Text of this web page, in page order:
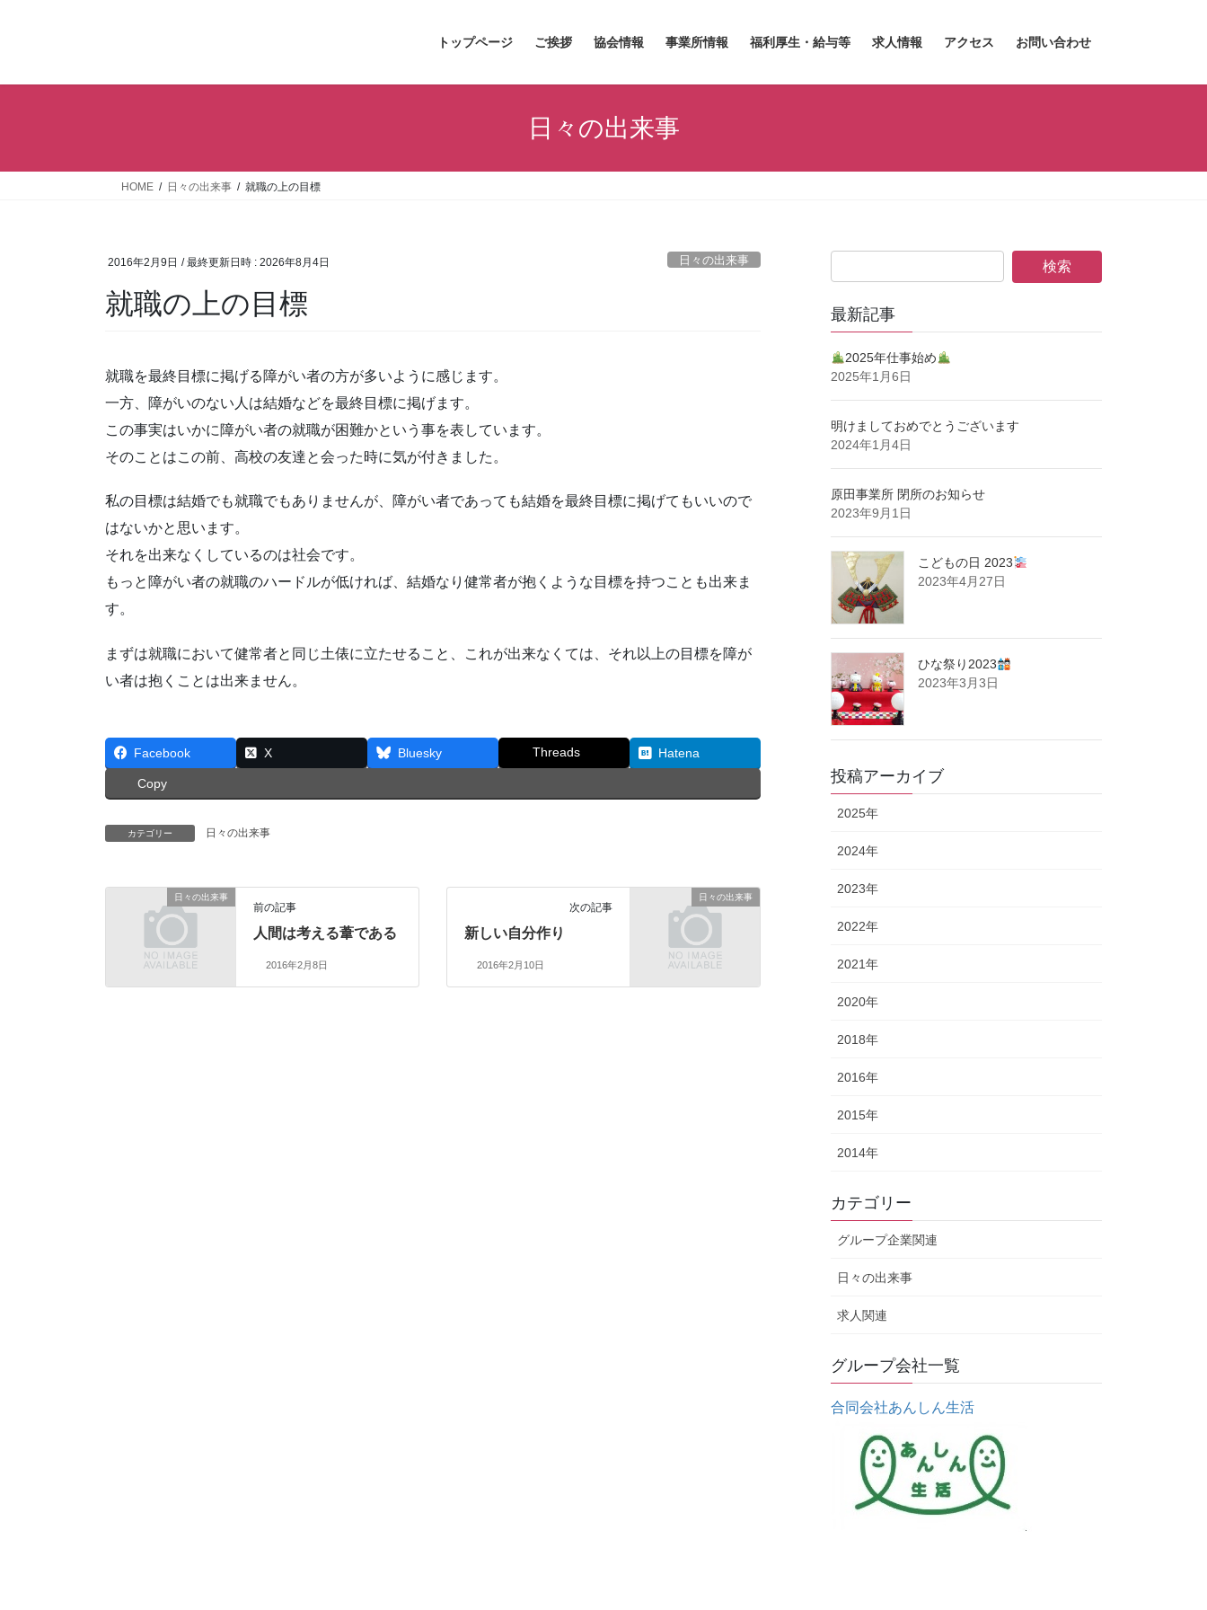
トップページ ご挨拶 協会情報 事業所情報 福利厚生・給与等 求人情報 アクセス お問い合わせ
日々の出来事
HOME 日々の出来事 就職の上の目標
2016年2月9日 / 最終更新日時 : 2026年8月4日 日々の出来事
就職の上の目標
就職を最終目標に掲げる障がい者の方が多いように感じます。
一方、障がいのない人は結婚などを最終目標に掲げます。
この事実はいかに障がい者の就職が困難かという事を表しています。
そのことはこの前、高校の友達と会った時に気が付きました。
私の目標は結婚でも就職でもありませんが、障がい者であっても結婚を最終目標に掲げてもいいので
はないかと思います。
それを出来なくしているのは社会です。
もっと障がい者の就職のハードルが低ければ、結婚なり健常者が抱くような目標を持つことも出来ま
す。
まずは就職において健常者と同じ土俵に立たせること、これが出来なくては、それ以上の目標を障が
い者は抱くことは出来ません。
Facebook X Bluesky Threads Hatena
Copy
カテゴリー 日々の出来事
日々の出来事
前の記事
人間は考える葦である
2016年2月8日
日々の出来事
次の記事
新しい自分作り
2016年2月10日
最新記事
2025年仕事始め
2025年1月6日
明けましておめでとうございます
2024年1月4日
原田事業所 閉所のお知らせ
2023年9月1日
こどもの日 2023
2023年4月27日
ひな祭り2023
2023年3月3日
投稿アーカイブ
2025年
2024年
2023年
2022年
2021年
2020年
2018年
2016年
2015年
2014年
カテゴリー
グループ企業関連
日々の出来事
求人関連
グループ会社一覧
合同会社あんしん生活